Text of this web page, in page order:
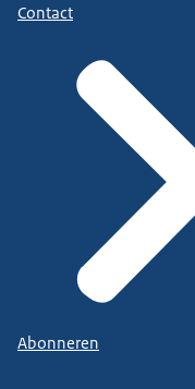
Contact
Abonneren